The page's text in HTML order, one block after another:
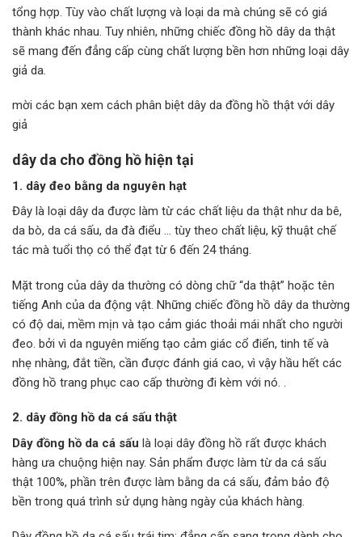
tổng hợp. Tùy vào chất lượng và loại da mà chúng sẽ có giá
thành khác nhau. Tuy nhiên, những chiếc đồng hồ dây da thật
sẽ mang đến đẳng cấp cùng chất lượng bền hơn những loại dây
giả da.
mời các bạn xem cách phân biệt dây da đồng hồ thật với dây
giả
dây da cho đồng hồ hiện tại
1. dây đeo bằng da nguyên hạt
Đây là loại dây da được làm từ các chất liệu da thật như da bê,
da bò, da cá sấu, da đà điểu … tùy theo chất liệu, kỹ thuật chế
tác mà tuổi thọ có thể đạt từ 6 đến 24 tháng.
Mặt trong của dây da thường có dòng chữ “da thật” hoặc tên
tiếng Anh của da động vật. Những chiếc đồng hồ dây da thường
có độ dai, mềm mịn và tạo cảm giác thoải mái nhất cho người
đeo. bởi vì da nguyên miếng tạo cảm giác cổ điển, tinh tế và
nhẹ nhàng, đắt tiền, cần được đánh giá cao, vì vậy hầu hết các
đồng hồ trang phục cao cấp thường đi kèm với nó. .
2. dây đồng hồ da cá sấu thật
Dây đồng hồ da cá sấu là loại dây đồng hồ rất được khách
hàng ưa chuộng hiện nay. Sản phẩm được làm từ da cá sấu
thật 100%, phần trên được làm bằng da cá sấu, đảm bảo độ
bền trong quá trình sử dụng hàng ngày của khách hàng.